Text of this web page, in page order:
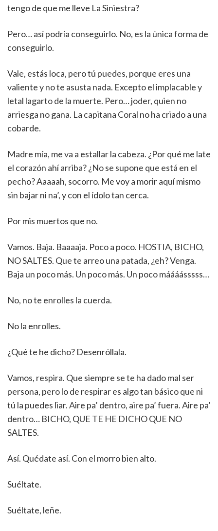
tengo de que me lleve La Siniestra?
Pero… así podría conseguirlo. No, es la única forma de
conseguirlo.
Vale, estás loca, pero tú puedes, porque eres una
valiente y no te asusta nada. Excepto el implacable y
letal lagarto de la muerte. Pero… joder, quien no
arriesga no gana. La capitana Coral no ha criado a una
cobarde.
Madre mía, me va a estallar la cabeza. ¿Por qué me late
el corazón ahí arriba? ¿No se supone que está en el
pecho? Aaaaah, socorro. Me voy a morir aquí mismo
sin bajar ni na’, y con el ídolo tan cerca.
Por mis muertos que no.
Vamos. Baja. Baaaaja. Poco a poco. HOSTIA, BICHO,
NO SALTES. Que te arreo una patada, ¿eh? Venga.
Baja un poco más. Un poco más. Un poco máááásssss…
No, no te enrolles la cuerda.
No la enrolles.
¿Qué te he dicho? Desenróllala.
Vamos, respira. Que siempre se te ha dado mal ser
persona, pero lo de respirar es algo tan básico que ni
tú la puedes liar. Aire pa’ dentro, aire pa’ fuera. Aire pa’
dentro… BICHO, QUE TE HE DICHO QUE NO
SALTES.
Así. Quédate así. Con el morro bien alto.
Suéltate.
Suéltate, leñe.